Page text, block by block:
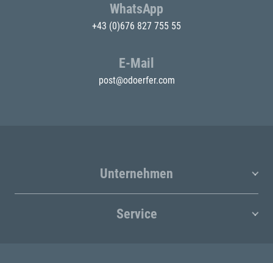
WhatsApp
+43 (0)676 827 755 55
E-Mail
post@odoerfer.com
Unternehmen
Service